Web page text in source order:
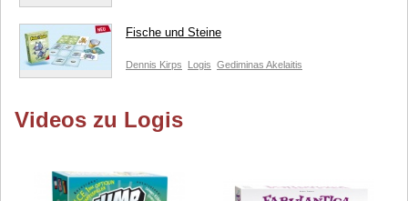
Fische und Steine
Dennis Kirps Logis Gediminas Akelaitis
Videos zu Logis